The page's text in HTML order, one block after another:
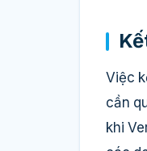
Việc
cần
khi